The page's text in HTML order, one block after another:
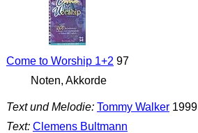
Come to Worship 1+2 97
Noten, Akkorde
Text und Melodie: Tommy Walker1999
Text: Clemens Bultmann